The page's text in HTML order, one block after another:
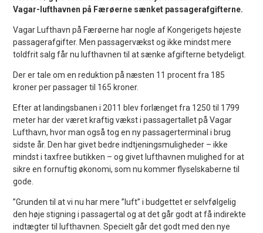
Vagar-lufthavnen på Færøerne sænket passagerafgifterne.
Vagar Lufthavn på Færøerne har nogle af Kongerigets højeste
passagerafgifter. Men passagervækst og ikke mindst mere
toldfrit salg får nu lufthavnen til at sænke afgifterne betydeligt.
Der er tale om en reduktion på næsten 11 procent fra 185
kroner per passager til 165 kroner.
Efter at landingsbanen i 2011 blev forlænget fra 1250 til 1799
meter har der været kraftig vækst i passagertallet på Vagar
Lufthavn, hvor man også tog en ny passagerterminal i brug
sidste år. Den har givet bedre indtjeningsmuligheder – ikke
mindst i taxfree butikken – og givet lufthavnen mulighed for at
sikre en fornuftig økonomi, som nu kommer flyselskaberne til
gode.
”Grunden til at vi nu har mere ”luft” i budgettet er selvfølgelig
den høje stigning i passagertal og at det går godt at få indirekte
indtægter til lufthavnen. Specielt går det godt med den nye